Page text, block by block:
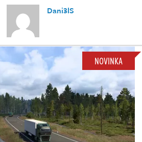
Dani3lS
NOVINKA